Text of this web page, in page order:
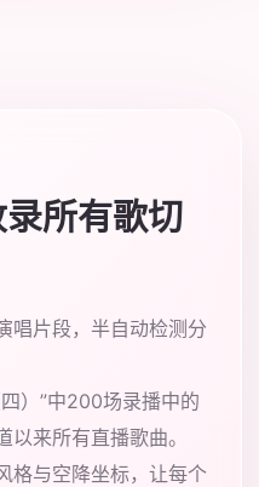
所有歌切
唱片段，半自动检测分
）”中200场录播中的
来所有直播歌曲。
格与空降坐标，让每个